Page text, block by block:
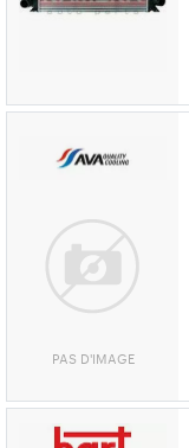
PAS D'IMAGE